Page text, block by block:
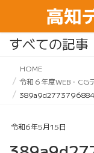
すべての記事
HOME
令和６年度WEB・CG
令和6年5月15日